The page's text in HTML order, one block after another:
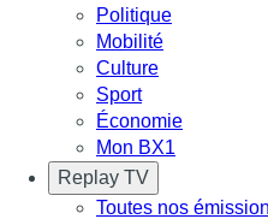
Politique
Mobilité
Culture
Sport
Économie
Mon BX1
Replay TV
Toutes nos